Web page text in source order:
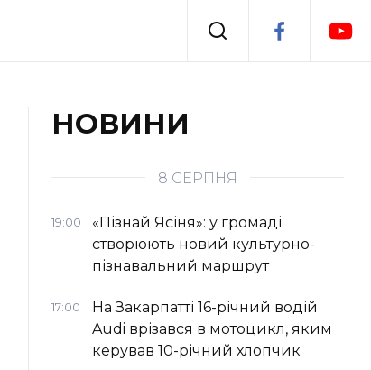
Події
НОВИНИ
8 СЕРПНЯ
19:00
«Пізнай Ясіня»: у громаді
створюють новий культурно-
пізнавальний маршрут
17:00
На Закарпатті 16-річний водій
Audi врізався в мотоцикл, яким
керував 10-річний хлопчик